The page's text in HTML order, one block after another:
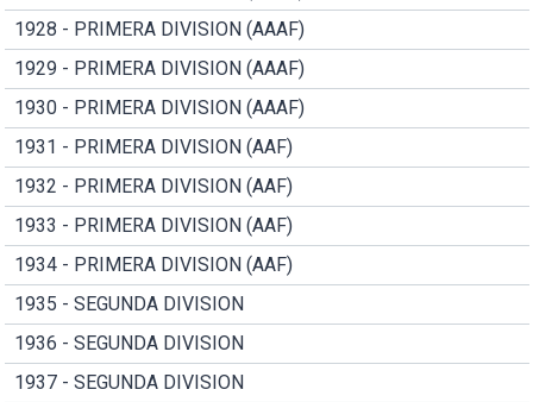
1928 - PRIMERA DIVISION (AAAF)
1929 - PRIMERA DIVISION (AAAF)
1930 - PRIMERA DIVISION (AAAF)
1931 - PRIMERA DIVISION (AAF)
1932 - PRIMERA DIVISION (AAF)
1933 - PRIMERA DIVISION (AAF)
1934 - PRIMERA DIVISION (AAF)
1935 - SEGUNDA DIVISION
1936 - SEGUNDA DIVISION
1937 - SEGUNDA DIVISION